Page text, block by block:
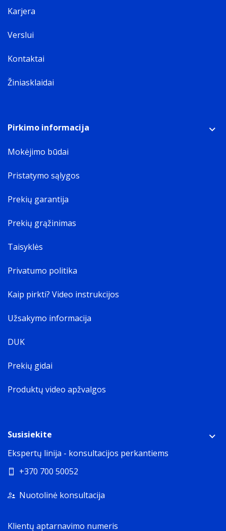
Karjera
Verslui
Kontaktai
Žiniasklaidai
Pirkimo informacija
Mokėjimo būdai
Pristatymo sąlygos
Prekių garantija
Prekių grąžinimas
Taisyklės
Privatumo politika
Kaip pirkti? Video instrukcijos
Užsakymo informacija
DUK
Prekių gidai
Produktų video apžvalgos
Susisiekite
Ekspertų linija - konsultacijos perkantiems
+370 700 50052
Nuotolinė konsultacija
Klientų aptarnavimo numeris